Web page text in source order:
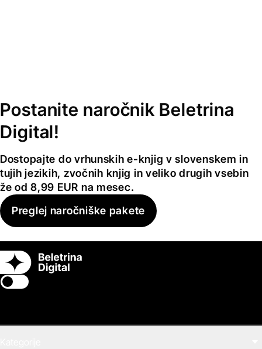
Postanite naročnik Beletrina
Digital!
Dostopajte do vrhunskih e-knjig v slovenskem in
tujih jezikih, zvočnih knjig in veliko drugih vsebin
že od 8,99 EUR na mesec.
Preglej naročniške pakete
Switch theme